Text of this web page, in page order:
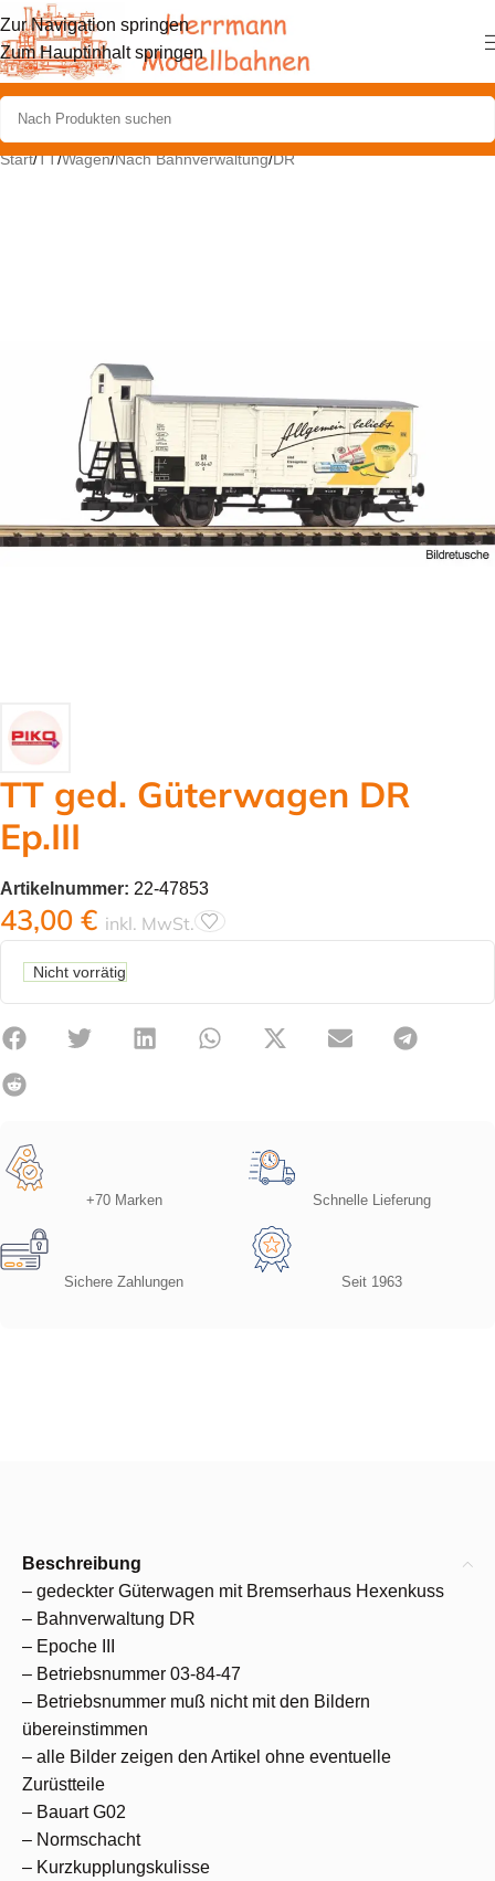
Zur Navigation springen
Zum Hauptinhalt springen
Start/TT/Wagen/Nach Bahnverwaltung/DR
TT ged. Güterwagen DR
Ep.III
Artikelnummer: 22-47853
43,00 € inkl. MwSt.
Nicht vorrätig
+70 Marken Schnelle Lieferung
Sichere Zahlungen Seit 1963
Beschreibung
– gedeckter Güterwagen mit Bremserhaus Hexenkuss
– Bahnverwaltung DR
– Epoche III
– Betriebsnummer 03-84-47
– Betriebsnummer muß nicht mit den Bildern
übereinstimmen
– alle Bilder zeigen den Artikel ohne eventuelle
Zurüstteile
– Bauart G02
– Normschacht
– Kurzkupplungskulisse